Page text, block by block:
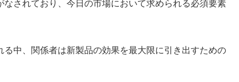
されており、今日の市場において求められる必須要素
中、関係者は新製品の効果を最大限に引き出すための